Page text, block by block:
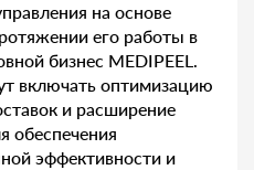
на основе
его работы в
бизнес MEDIPEEL.
включать оптимизацию
и расширение
обеспечения
эффективности и